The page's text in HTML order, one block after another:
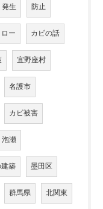
発生 防止
ー カビの話
宜野座村
名護市
カビ被害
泡瀬
築 墨田区
群馬県 北関東